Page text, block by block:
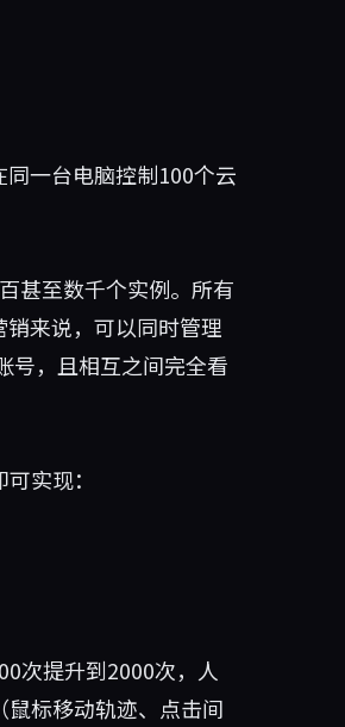
一台电脑控制100个云
甚至数千个实例。所有
来说，可以同时管理
号，且相互之间完全看
实现：
次提升到2000次，人
标移动轨迹、点击间